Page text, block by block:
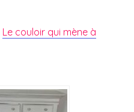
Le couloir qui mène à